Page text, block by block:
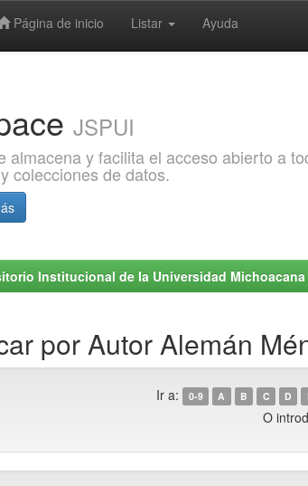
Página de inicio Listar Ayuda
JSPUI
almacena y facilita el acceso abierto a
colecciones de datos.
Institucional de la Universidad
por Autor Alemán
Ir a: 0-9 A B C D
O